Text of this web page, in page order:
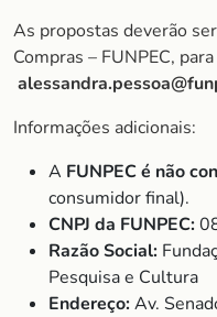
As propostas deverão
Compras – FUNPEC,
Informações adicionais:
A FUNPEC é não
consumidor final).
CNPJ da FUNPEC:
Razão Social:
Pesquisa e Cultura
Endereço:Av.